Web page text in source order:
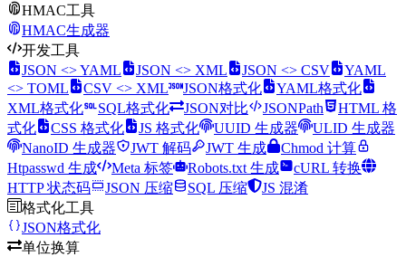
HMAC工具
HMAC生成器
开发工具
JSON <> YAML
JSON <> XML JSON <> CSV
YAML
<> TOML
CSV <> XML JSON格式化
YAML格式化
XML格式化
SQL格式化 JSON对比 JSONPath
HTML 格
式化
CSS 格式化 JS 格式化 UUID 生成器
ULID 生成器
NanoID 生成器
JWT 解码 JWT 生成
Chmod 计算
Htpasswd 生成
Meta 标签 Robots.txt 生成
cURL 转换
HTTP 状态码
JSON 压缩 SQL 压缩
JS 混淆
格式化工具
JSON格式化
单位换算